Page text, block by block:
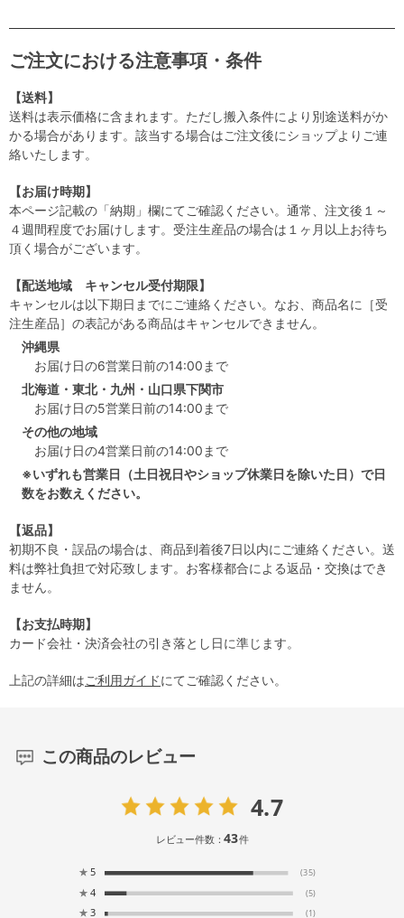
ご注文における注意事項・条件
【送料】
送料は表示価格に含まれます。ただし搬入条件により別途送料がか
かる場合があります。該当する場合はご注文後にショップよりご連
絡いたします。
【お届け時期】
本ページ記載の「納期」欄にてご確認ください。通常、注文後１～
４週間程度でお届けします。受注生産品の場合は１ヶ月以上お待ち
頂く場合がございます。
【配送地域 キャンセル受付期限】
キャンセルは以下期日までにご連絡ください。なお、商品名に［受
注生産品］の表記がある商品はキャンセルできません。
沖縄県
お届け日の6営業日前の14:00まで
北海道・東北・九州・山口県下関市
お届け日の5営業日前の14:00まで
その他の地域
お届け日の4営業日前の14:00まで
※いずれも営業日（土日祝日やショップ休業日を除いた日）で日
数をお数えください。
【返品】
初期不良・誤品の場合は、商品到着後7日以内にご連絡ください。送
料は弊社負担で対応致します。お客様都合による返品・交換はでき
ません。
【お支払時期】
カード会社・決済会社の引き落とし日に準じます。
上記の詳細はご利用ガイドにてご確認ください。
この商品のレビュー
4.7
レビュー件数：43件
★ 5 (35)
★ 4 (5)
★ 3 (1)